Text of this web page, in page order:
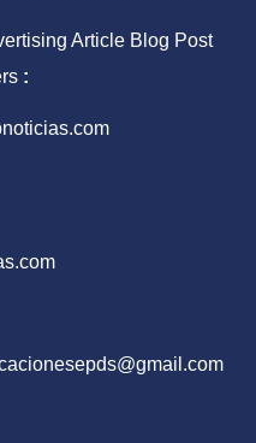
Article Blog Post
: